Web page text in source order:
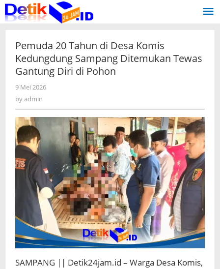
Skip
to
content
Pemuda 20 Tahun di Desa Komis
Kedungdung Sampang Ditemukan Tewas
Gantung Diri di Pohon
9 Mei 2026
byadmin
SAMPANG || Detik24jam.id – Warga Desa Komis,